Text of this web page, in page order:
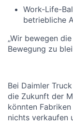
Work-Life-
betriebliche
„Wir bewegen
Bewegung zu
Bei Daimler
die Zukunft der
könnten
nichts verkaufen